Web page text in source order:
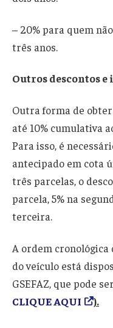
– 20% para quem
três anos.
Outros descontos e
Outra forma de
até 10% cumulativa
Para isso, é
antecipado em cota
três parcelas, o
parcela, 5% na
terceira.
A ordem cronológica
do veículo está
GSEFAZ, que pode
CLIQUE AQUI
).